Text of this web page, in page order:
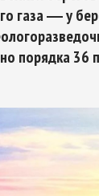
газа ― у
порядка 36